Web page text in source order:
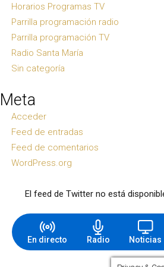
Horarios Programas TV
Parrilla programación radio
Parrilla programación TV
Radio Santa María
Sin categoría
Meta
Acceder
Feed de entradas
Feed de comentarios
WordPress.org
El feed de Twitter no está
En directo Radio Noticias